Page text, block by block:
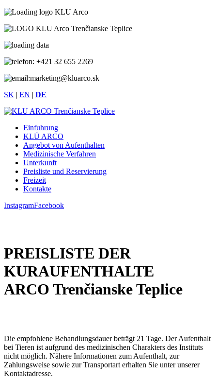
+421 32 655 2269
marketing@kluarco.sk
SK | EN | DE
Einfuhrung
KLÚ ARCO
Angebot von Aufenthalten
Medizinische Verfahren
Unterkunft
Preisliste und Reservierung
Freizeit
Kontakte
InstagramFacebook
PREISLISTE DER
KURAUFENTHALTE
ARCO Trenčianske Teplice
Die empfohlene Behandlungsdauer beträgt 21 Tage. Der Aufenthalt
bei Tieren ist aufgrund des medizinischen Charakters des Instituts
nicht möglich. Nähere Informationen zum Aufenthalt, zur
Zahlungsweise sowie zur Transportart erhalten Sie unter unserer
Kontaktadresse.